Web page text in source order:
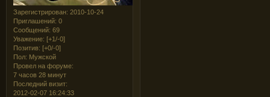
Зарегистрирован: 2010-10-24
Приглашений: 0
Сообщений: 69
Уважение: [+1/-0]
Позитив: [+0/-0]
Пол: Мужской
Провел на форуме:
7 часов 28 минут
Последний визит:
2012-02-07 16:24:33